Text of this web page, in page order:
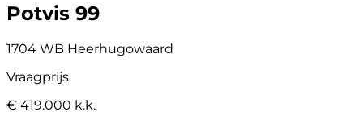
Potvis 99
1704 WB Heerhugowaard
Vraagprijs
€ 419.000 k.k.